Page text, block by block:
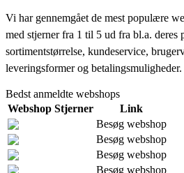
Vi har gennemgået de mest populære
med stjerner fra 1 til 5 ud fra bl.a. deres
sortimentstørrelse, kundeservice,
leveringsformer og betalingsmuligheder.
Bedst anmeldte webshops
Webshop Stjerner
Link
Besøg webshop
Besøg webshop
Besøg webshop
Besøg webshop